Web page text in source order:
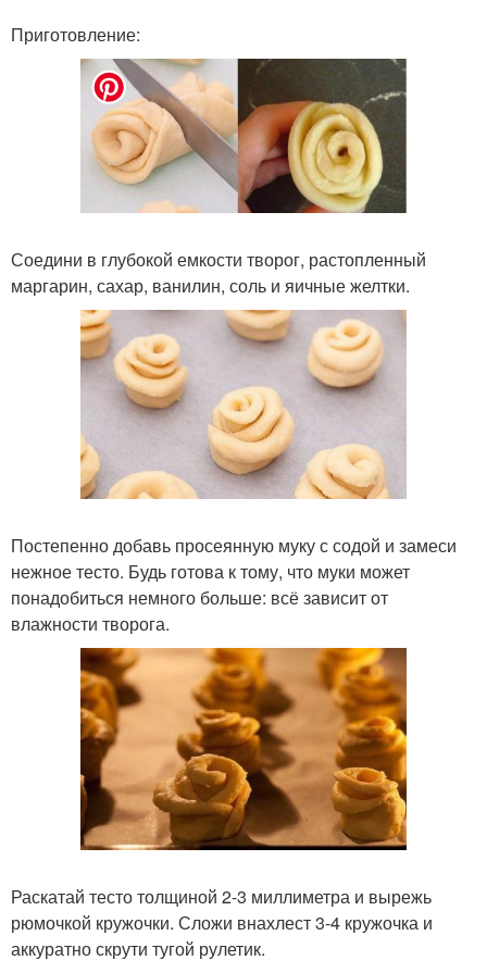
Приготовление:
Соедини в глубокой емкости творог, растопленный
маргарин, сахар, ванилин, соль и яичные желтки.
Постепенно добавь просеянную муку с содой и замеси
нежное тесто. Будь готова к тому, что муки может
понадобиться немного больше: всё зависит от
влажности творога.
Раскатай тесто толщиной 2-3 миллиметра и вырежь
рюмочкой кружочки. Сложи внахлест 3-4 кружочка и
аккуратно скрути тугой рулетик.